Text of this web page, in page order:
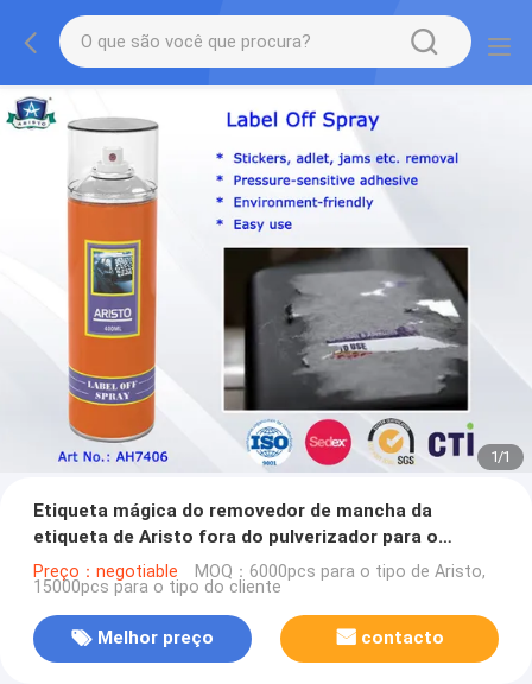
1/1
Etiqueta mágica do removedor de mancha da
etiqueta de Aristo fora do pulverizador para o
removedor 400ml da graxa da etiqueta
Preço：negotiable MOQ：6000pcs para o tipo de Aristo,
15000pcs para o tipo do cliente
Melhor preço contacto